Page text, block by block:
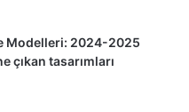
Modelleri: 2024-2025
çıkan tasarımları